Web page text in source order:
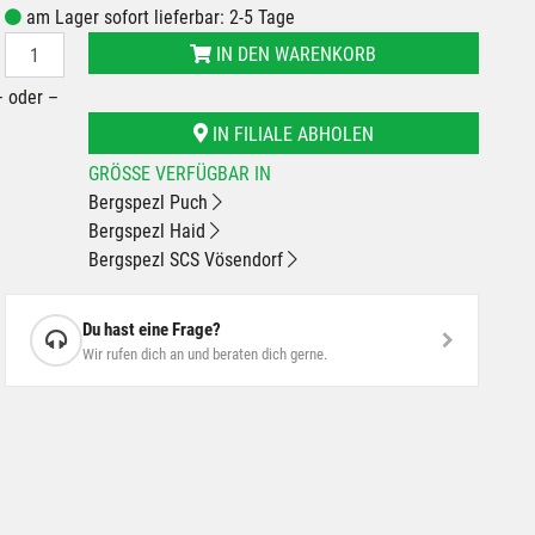
am Lager sofort lieferbar: 2-5 Tage
IN DEN WARENKORB
oder –
IN FILIALE ABHOLEN
GRÖSSE VERFÜGBAR IN
Bergspezl Puch
Bergspezl Haid
Bergspezl SCS Vösendorf
Du hast eine Frage?
Wir rufen dich an und beraten dich gerne.